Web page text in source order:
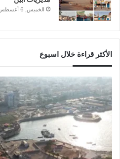
الخميس, 6 أغسطس 2026 - 11:34 م
الأكثر قراءة خلال اسبوع